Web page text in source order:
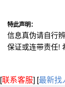
特此声明：
信息真伪请自行
保证或连带责任!
[联系客服] [最新找